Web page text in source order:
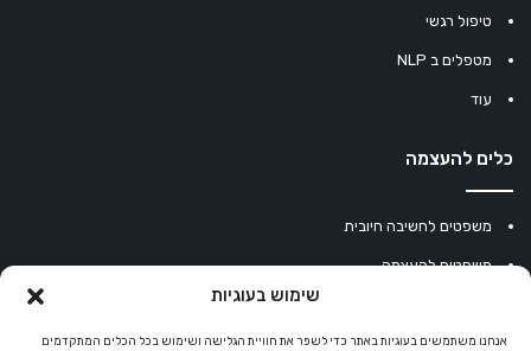
שימוש בעוגיות
אנחנו משתמשים בעוגיות באתר כדי לשפר את חוויית הגלישה ושימוש בכל הכלים המתקדמים
טיפול רגשי
מטפלים ב NLP
עוד
כלים להעצמה
משפטים לחשיבה חיובית
משפטים להעצמה
מחשבון נומרולוגיה